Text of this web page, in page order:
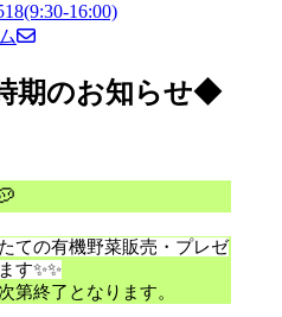
(9:30-16:00)
期のお知らせ◆
ての有機野菜販売・プレゼ
す✨✨
第終了となります。